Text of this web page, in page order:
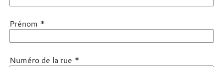
Prénom *
Numéro de la rue *